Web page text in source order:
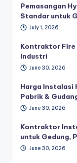
Pemasangan
Standar untuk
July 1, 2026
Kontraktor Fire
Industri
June 30, 2026
Harga Instalasi
Pabrik &
June 30, 2026
Kontraktor
untuk Gedung,
June 30, 2026